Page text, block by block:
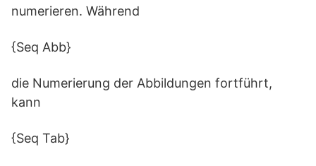
numerieren. Während
{Seq Abb}
die Numerierung der Abbildungen fortführt,
kann
{Seq Tab}